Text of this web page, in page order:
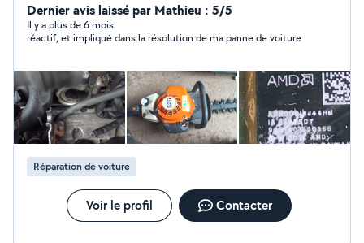
chose electro ménager voiture ordi etc me demander
merci merci je suis jardinier et bon bricoleur j'ai une
valise Je répare aussi les matériels motoculture et tous
Dernier avis laissé par Mathieu : 5/5
Il y a plus de 6 mois
réactif, et impliqué dans la résolution de ma panne de voiture
Réparation de voiture
Voir le profil Contacter